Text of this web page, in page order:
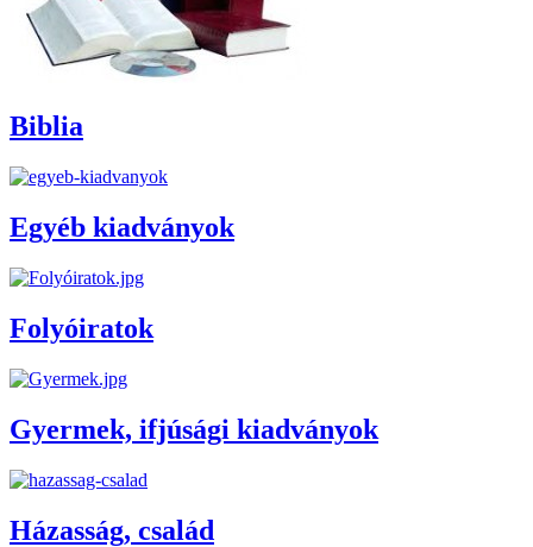
Biblia
Egyéb kiadványok
Folyóiratok
Gyermek, ifjúsági kiadványok
Házasság, család